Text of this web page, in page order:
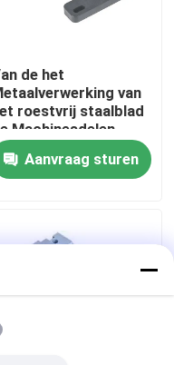
de het
van
roestvrij staalblad
Machinesdelen,
Precisie
Aanvraag sturen